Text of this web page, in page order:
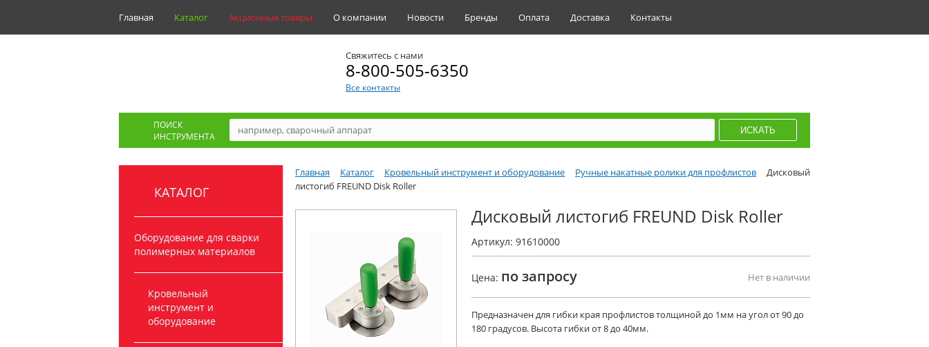
Главная Каталог Акционные товары О компании Новости Бренды Оплата Доставка Контакты
Свяжитесь с нами
8-800-505-6350
Все контакты
ПОИСК
ИНСТРУМЕНТА
КАТАЛОГ
Оборудование для сварки
полимерных материалов
Кровельный
инструмент и
оборудование
Главная Каталог Кровельный инструмент и оборудование Ручные накатные ролики для профлистов
Дисковый
листогиб FREUND Disk Roller
Дисковый листогиб FREUND Disk Roller
Артикул: 91610000
Цена: по запросу Нет в наличии
Предназначен для гибки края профлистов толщиной до 1мм на угол от 90 до
180 градусов. Высота гибки от 8 до 40мм.